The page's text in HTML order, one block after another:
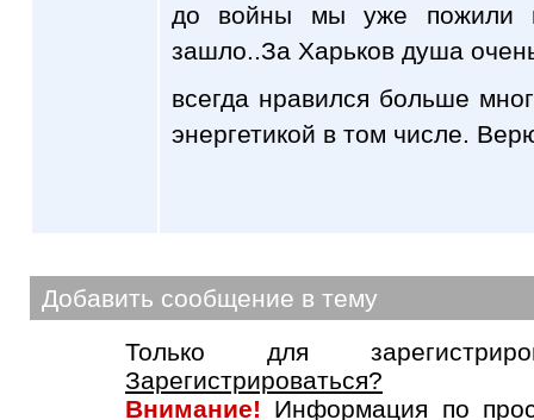
до войны мы уже
зашло..За Харьков душа
всегда нравился больше
энергетикой в том числе.
Добавить сообщение в тему
Только для
Зарегистрироваться?
Внимание! Информация по